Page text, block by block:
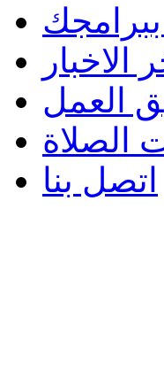
الاخبار
العمل
الصلاة
اتصل بنا